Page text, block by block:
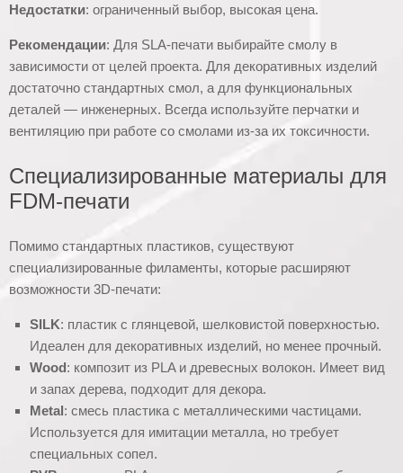
Недостатки: ограниченный выбор, высокая цена.
Рекомендации: Для SLA-печати выбирайте смолу в
зависимости от целей проекта. Для декоративных изделий
достаточно стандартных смол, а для функциональных
деталей — инженерных. Всегда используйте перчатки и
вентиляцию при работе со смолами из-за их токсичности.
Специализированные материалы для
FDM-печати
Помимо стандартных пластиков, существуют
специализированные филаменты, которые расширяют
возможности 3D-печати:
SILK: пластик с глянцевой, шелковистой поверхностью.
Идеален для декоративных изделий, но менее прочный.
Wood: композит из PLA и древесных волокон. Имеет вид
и запах дерева, подходит для декора.
Metal: смесь пластика с металлическими частицами.
Используется для имитации металла, но требует
специальных сопел.